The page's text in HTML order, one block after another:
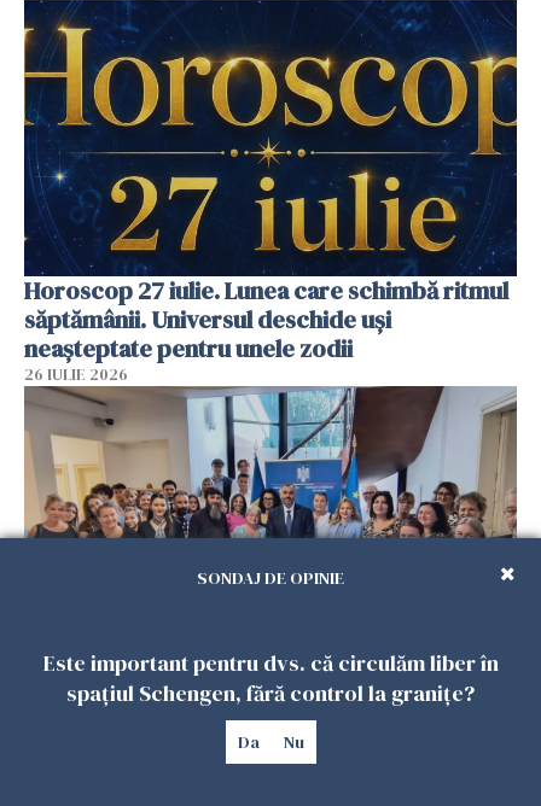
Horoscop 27 iulie. Lunea care schimbă ritmul
săptămânii. Universul deschide uși
neașteptate pentru unele zodii
26 IULIE 2026
Accidente, spitalizare sau alte urgențe?
Consulatul României la Roma promite
intervenții în doar 24 de ore
SONDAJ DE OPINIE
Este important pentru dvs. că circulăm liber în
spațiul Schengen, fără control la granițe?
Da Nu